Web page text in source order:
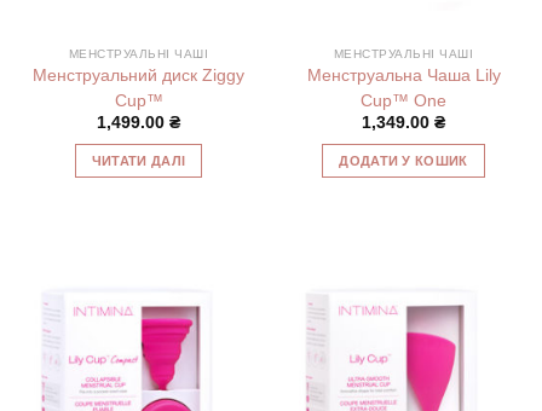
МЕНСТРУАЛЬНІ ЧАШІ
Менструальний диск Ziggy
Cup™
1,499.00 ₴
ЧИТАТИ ДАЛІ
МЕНСТРУАЛЬНІ ЧАШІ
Менструальна Чаша Lily
Cup™ One
1,349.00 ₴
ДОДАТИ У КОШИК